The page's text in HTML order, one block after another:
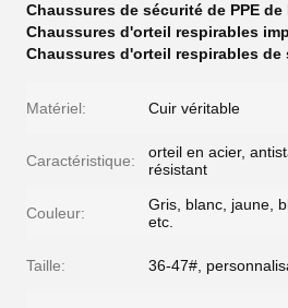
Chaussures de sécurité de PPE
Chaussures d'orteil respirables
Chaussures d'orteil respirables
Matériel: Cuir véritable
Caractéristique:
orteil en acier,
résistant
Couleur:
Gris, blanc, jaune,
etc.
Taille: 36-47#,